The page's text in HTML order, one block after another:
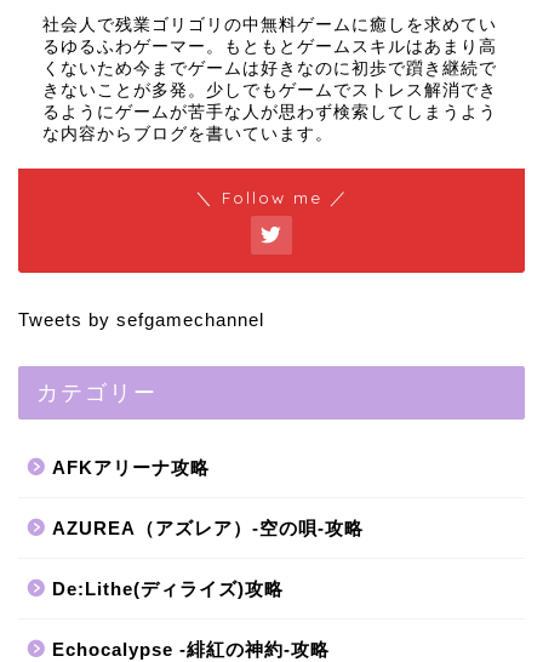
社会人で残業ゴリゴリの中無料ゲームに癒しを求めてい
るゆるふわゲーマー。もともとゲームスキルはあまり高
くないため今までゲームは好きなのに初歩で躓き継続で
きないことが多発。少しでもゲームでストレス解消でき
るようにゲームが苦手な人が思わず検索してしまうよう
な内容からブログを書いています。
＼ Follow me ／
Tweets by sefgamechannel
カテゴリー
AFKアリーナ攻略
AZUREA（アズレア）-空の唄-攻略
De:Lithe(ディライズ)攻略
Echocalypse -緋紅の神約-攻略